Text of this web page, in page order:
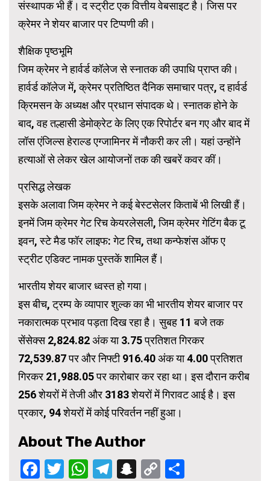
संस्थापक भी हैं। द स्ट्रीट एक वित्तीय वेबसाइट है। जिस पर
क्रेमर ने शेयर बाजार पर टिप्पणी की।
शैक्षिक पृष्ठभूमि
जिम क्रेमर ने हार्वर्ड कॉलेज से स्नातक की उपाधि प्राप्त की।
हार्वर्ड कॉलेज में, क्रेमर प्रतिष्ठित दैनिक समाचार पत्र, द हार्वर्ड
क्रिमसन के अध्यक्ष और प्रधान संपादक थे। स्नातक होने के
बाद, वह तल्हासी डेमोक्रेट के लिए एक रिपोर्टर बन गए और बाद में
लॉस एंजिल्स हेराल्ड एग्जामिनर में नौकरी कर ली। यहां उन्होंने
हत्याओं से लेकर खेल आयोजनों तक की खबरें कवर कीं।
प्रसिद्ध लेखक
इसके अलावा जिम क्रेमर ने कई बेस्टसेलर किताबें भी लिखी हैं।
इनमें जिम क्रेमर गेट रिच केयरलेसली, जिम क्रेमर गेटिंग बैक टू
इवन, स्टे मैड फॉर लाइफ: गेट रिच, तथा कन्फेशंस ऑफ ए
स्ट्रीट एडिक्ट नामक पुस्तकें शामिल हैं।
भारतीय शेयर बाजार ध्वस्त हो गया।
इस बीच, ट्रम्प के व्यापार शुल्क का भी भारतीय शेयर बाजार पर
नकारात्मक प्रभाव पड़ता दिख रहा है। सुबह 11 बजे तक
सेंसेक्स 2,824.82 अंक या 3.75 प्रतिशत गिरकर
72,539.87 पर और निफ्टी 916.40 अंक या 4.00 प्रतिशत
गिरकर 21,988.05 पर कारोबार कर रहा था। इस दौरान करीब
256 शेयरों में तेजी और 3183 शेयरों में गिरावट आई है। इस
प्रकार, 94 शेयरों में कोई परिवर्तन नहीं हुआ।
About The Author
Facebook
Twitter
WhatsApp
Telegram
Snapchat
Copy